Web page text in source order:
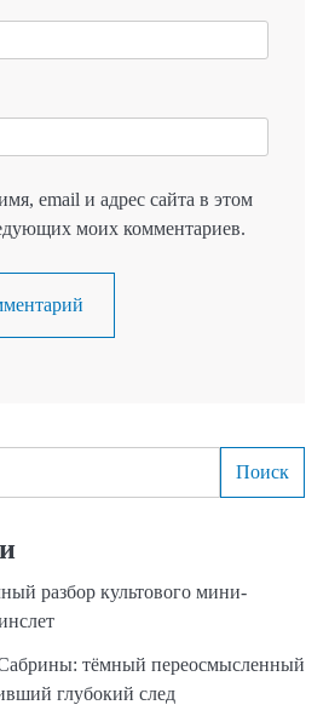
email и адрес сайта в этом
моих комментариев.
Поиск
разбор культового мини-
тёмный переосмысленный
глубокий след